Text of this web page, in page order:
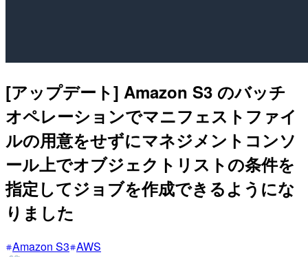
[アップデート] Amazon S3 のバッチ
オペレーションでマニフェストファイ
ルの用意をせずにマネジメントコンソ
ール上でオブジェクトリストの条件を
指定してジョブを作成できるようにな
りました
Amazon S3 AWS